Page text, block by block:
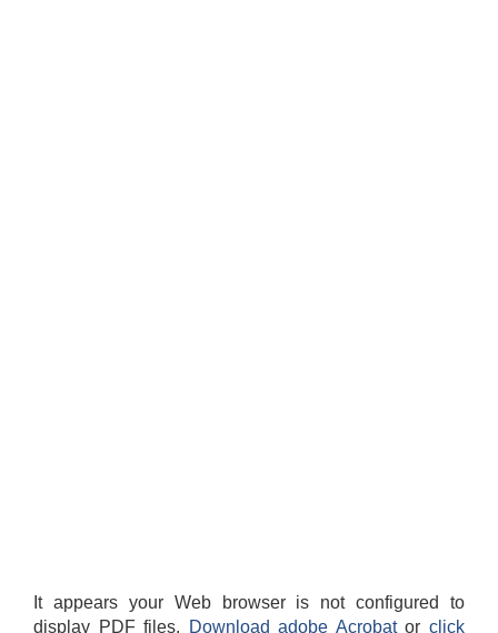
It appears your Web browser is not configured to
display PDF files.
Download adobe Acrobatorclick